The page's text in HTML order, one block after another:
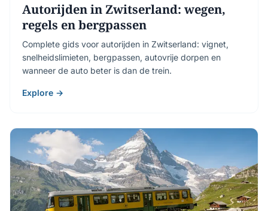
Autorijden in Zwitserland: wegen,
regels en bergpassen
Complete gids voor autorijden in Zwitserland: vignet,
snelheidslimieten, bergpassen, autovrije dorpen en
wanneer de auto beter is dan de trein.
Explore →